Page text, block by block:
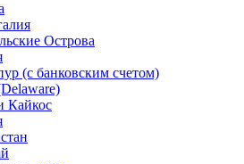
Острова
(c банковским счетом)
Кайкос